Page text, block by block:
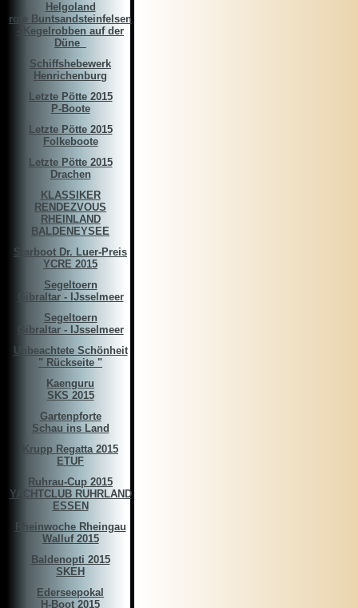
Helgoland
rote Buntsandsteinfelsen
- Kegelrobben auf der
Düne ­­­ ­
Schiffshebewerk
Henrichenburg
Letzte Pötte 2015
P-Boote
Letzte Pötte 2015
Folkeboote
Letzte Pötte 2015
Drachen
KLASSIKER
RENDEZVOUS
RHEINLAND
BALDENEYSEE
Starboot Dr. Luer-Preis
YCRE 2015
Segeltoern
Gibraltar - IJsselmeer
Segeltoern
Gibraltar - IJsselmeer
Unbeachtete Schönheit
" Rückseite "
Kaenguru
SKS 2015
Gartenpforte
Schau ins Land
Krupp Regatta 2015
ETUF
Ruhrau-Cup 2015
YACHTCLUB RUHRLAND
ESSEN
Rheinwoche Rheingau
Walluf 2015
Baldenopti 2015
SKEH
Ederseepokal
H-Boot 2015